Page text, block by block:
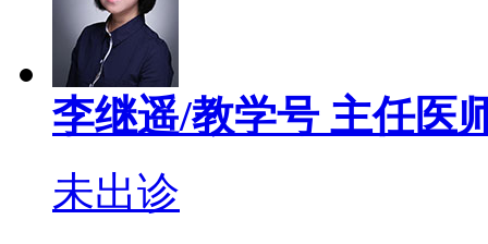
李继遥/教学号 主任医
未出诊